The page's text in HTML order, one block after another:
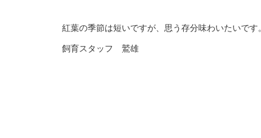
紅葉の季節は短いですが、思う存分味わいたいです。
飼育スタッフ 鷲雄